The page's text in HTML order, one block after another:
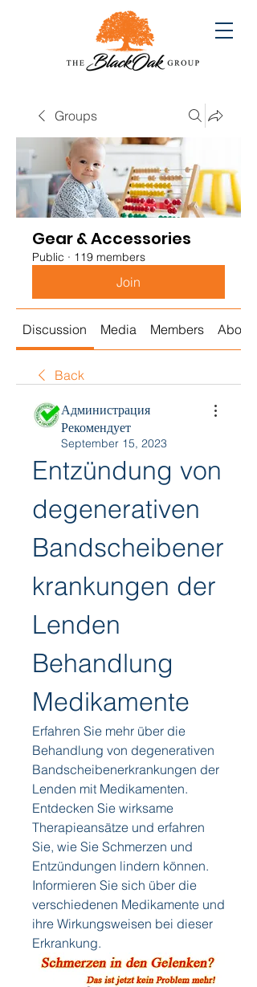
Groups
Gear & Accessories
Public · 119 members
Join
Discussion Media Members About
Back
Администрация
Рекомендует
September 15, 2023
Entzündung von
degenerativen
Bandscheibener
krankungen der
Lenden
Behandlung
Medikamente
Erfahren Sie mehr über die
Behandlung von degenerativen
Bandscheibenerkrankungen der
Lenden mit Medikamenten.
Entdecken Sie wirksame
Therapieansätze und erfahren
Sie, wie Sie Schmerzen und
Entzündungen lindern können.
Informieren Sie sich über die
verschiedenen Medikamente und
ihre Wirkungsweisen bei dieser
Erkrankung.